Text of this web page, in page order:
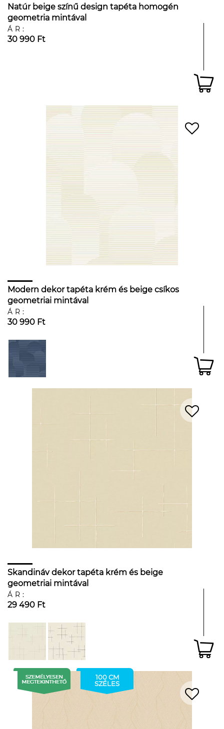
Natúr beige színű design tapéta homogén
geometria mintával
ÁR:
30 990 Ft
Modern dekor tapéta krém és beige csíkos
geometriai mintával
ÁR:
30 990 Ft
Skandináv dekor tapéta krém és beige
geometriai mintával
ÁR:
29 490 Ft
100 CM
SZÉLES